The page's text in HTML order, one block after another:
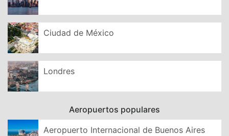
Ciudad de México
Londres
Aeropuertos populares
Aeropuerto Internacional de Buenos Aires